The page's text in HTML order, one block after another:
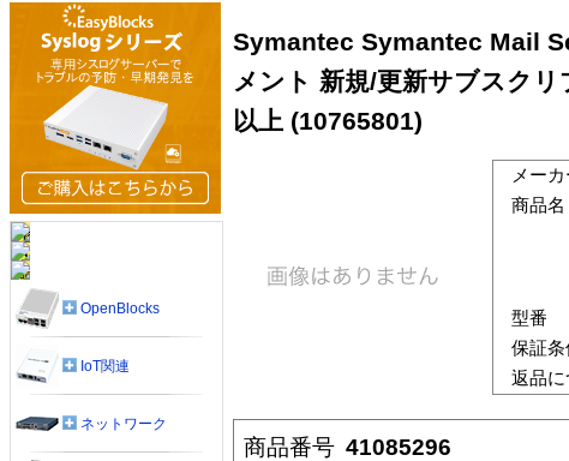
Symantec Symantec Mail
メント 新規/更新サブスク
以上 (10765801)
メーカ
商品名
型番
保証条
返品に
商品番号 41085296
OpenBlocks
IoT関連
ネットワーク